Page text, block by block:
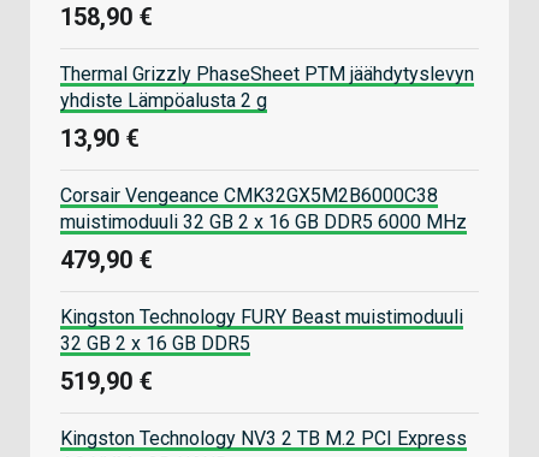
158,90 €
Thermal Grizzly PhaseSheet PTM jäähdytyslevyn
yhdiste Lämpöalusta 2 g
13,90 €
Corsair Vengeance CMK32GX5M2B6000C38
muistimoduuli 32 GB 2 x 16 GB DDR5 6000 MHz
479,90 €
Kingston Technology FURY Beast muistimoduuli
32 GB 2 x 16 GB DDR5
519,90 €
Kingston Technology NV3 2 TB M.2 PCI Express